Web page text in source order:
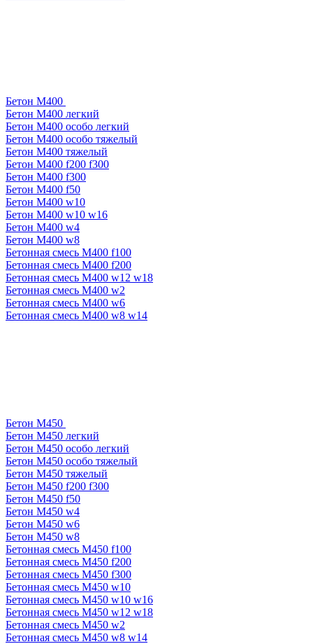
Бетон М400
Бетон М400 легкий
Бетон М400 особо легкий
Бетон М400 особо тяжелый
Бетон М400 тяжелый
Бетон М400 f200 f300
Бетон М400 f300
Бетон М400 f50
Бетон М400 w10
Бетон М400 w10 w16
Бетон М400 w4
Бетон М400 w8
Бетонная смесь М400 f100
Бетонная смесь М400 f200
Бетонная смесь М400 w12 w18
Бетонная смесь М400 w2
Бетонная смесь М400 w6
Бетонная смесь М400 w8 w14
Бетон М450
Бетон М450 легкий
Бетон М450 особо легкий
Бетон М450 особо тяжелый
Бетон М450 тяжелый
Бетон М450 f200 f300
Бетон М450 f50
Бетон М450 w4
Бетон М450 w6
Бетон М450 w8
Бетонная смесь М450 f100
Бетонная смесь М450 f200
Бетонная смесь М450 f300
Бетонная смесь М450 w10
Бетонная смесь М450 w10 w16
Бетонная смесь М450 w12 w18
Бетонная смесь М450 w2
Бетонная смесь М450 w8 w14